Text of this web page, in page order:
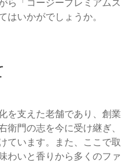
はいかがでしょうか。
を支えた老舗であり、創業
衛門の志を今に受け継ぎ、
ています。また、ここで取
わいと香りから多くのファ